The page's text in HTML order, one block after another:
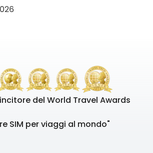
del World Travel Awards
SIM per viaggi al mondo"